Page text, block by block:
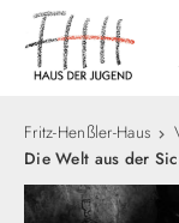
Fritz-Henßler-Haus
Die Welt aus der